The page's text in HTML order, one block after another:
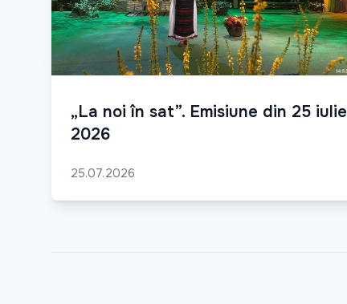
„La noi în sat”. Emisiune din 25 iulie
2026
25.07.2026